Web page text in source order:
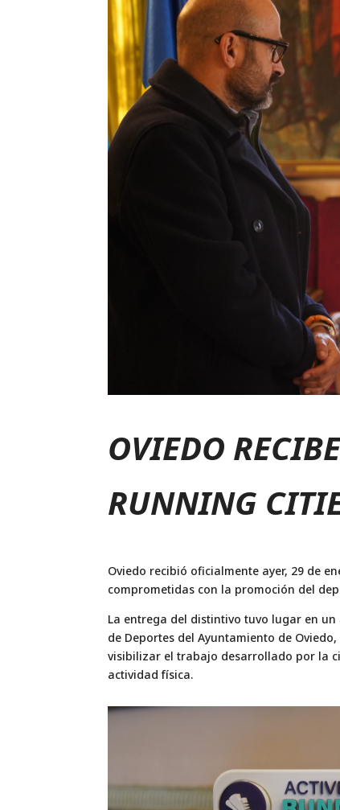
OVIEDO
RUNNING
Oviedo recibió oficialmente ayer, 29 de
comprometidas con la promoción del
La entrega del distintivo tuvo lugar en
de Deportes del Ayuntamiento de
visibilizar el trabajo desarrollado por la
actividad física.